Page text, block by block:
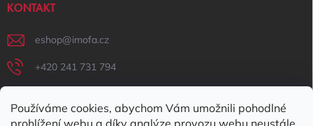
Používáme cookies, abychom Vám umožnili pohodlné
prohlížení webu a díky analýze provozu webu neustále
KONTAKT
eshop@imofa.cz
+420 241 731 794
IMOFA Facebook